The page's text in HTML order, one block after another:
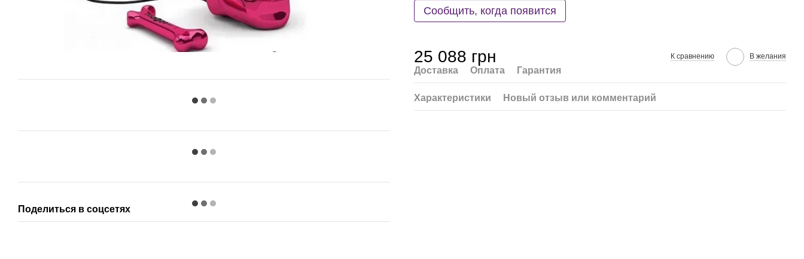
Поделиться в соцсетях
Сообщить, когда появится
25 088 грн К сравнению В желания
Доставка Оплата Гарантия
Характеристики Новый отзыв или комментарий